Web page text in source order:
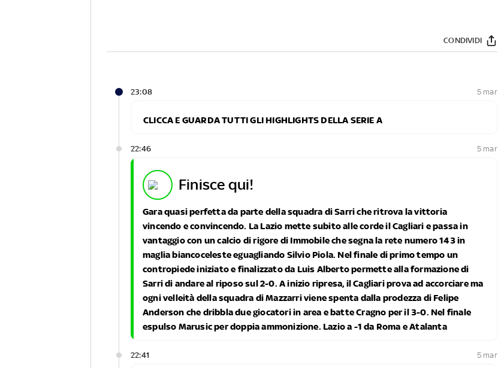
CONDIVIDI
23:08 5 mar
CLICCA E GUARDA TUTTI GLI HIGHLIGHTS DELLA SERIE A
22:46 5 mar
finisce qui!
Gara quasi perfetta da parte della squadra di Sarri che ritrova la vittoria
vincendo e convincendo. La Lazio mette subito alle corde il Cagliari e passa in
vantaggio con un calcio di rigore di Immobile che segna la rete numero 143 in
maglia biancoceleste eguagliando Silvio Piola. Nel finale di primo tempo un
contropiede iniziato e finalizzato da Luis Alberto permette alla formazione di
Sarri di andare al riposo sul 2-0. A inizio ripresa, il Cagliari prova ad accorciare ma
ogni velleità della squadra di Mazzarri viene spenta dalla prodezza di Felipe
Anderson che dribbla due giocatori in area e batte Cragno per il 3-0. Nel finale
espulso Marusic per doppia ammonizione. Lazio a -1 da Roma e Atalanta
22:41 5 mar